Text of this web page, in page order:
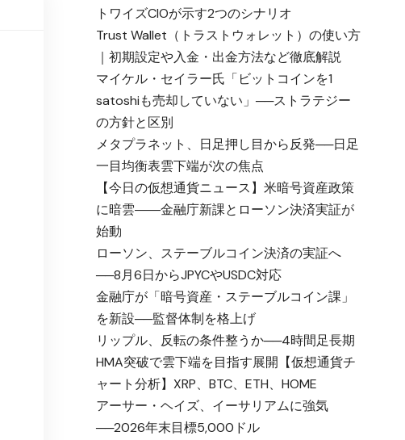
トワイズCIOが示す2つのシナリオ
Trust Wallet（トラストウォレット）の使い方
｜初期設定や入金・出金方法など徹底解説
マイケル・セイラー氏「ビットコインを1
satoshiも売却していない」──ストラテジー
の方針と区別
メタプラネット、日足押し目から反発──日足
一目均衡表雲下端が次の焦点
【今日の仮想通貨ニュース】米暗号資産政策
に暗雲――金融庁新課とローソン決済実証が
始動
ローソン、ステーブルコイン決済の実証へ
──8月6日からJPYCやUSDC対応
金融庁が「暗号資産・ステーブルコイン課」
を新設──監督体制を格上げ
リップル、反転の条件整うか──4時間足長期
HMA突破で雲下端を目指す展開【仮想通貨チ
ャート分析】XRP、BTC、ETH、HOME
アーサー・ヘイズ、イーサリアムに強気
──2026年末目標5,000ドル